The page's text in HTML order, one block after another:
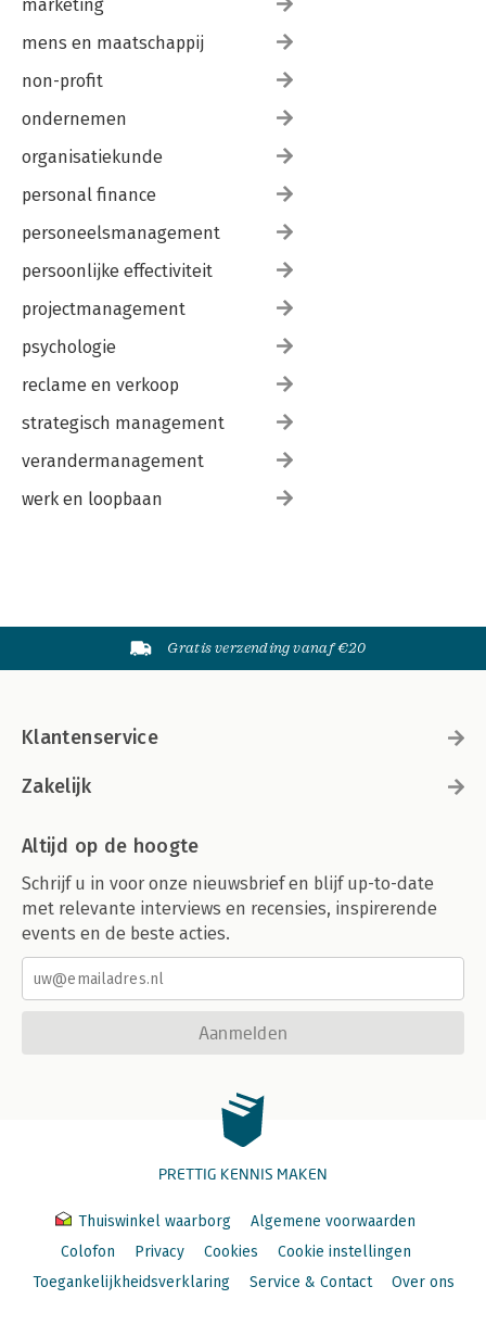
marketing
mens en maatschappij
non-profit
ondernemen
organisatiekunde
personal finance
personeelsmanagement
persoonlijke effectiviteit
projectmanagement
psychologie
reclame en verkoop
strategisch management
verandermanagement
werk en loopbaan
Gratis verzending vanaf €20
Klantenservice
Zakelijk
Altijd op de hoogte
Schrijf u in voor onze nieuwsbrief en blijf up-to-date
met relevante interviews en recensies, inspirerende
events en de beste acties.
Aanmelden
PRETTIG KENNIS MAKEN
Thuiswinkel waarborg
Algemene voorwaarden
Colofon
Privacy Cookies
Cookie instellingen
Toegankelijkheidsverklaring
Service & Contact Over ons